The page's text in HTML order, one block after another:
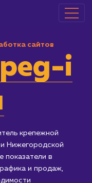
сайтов
крепежной
и Нижегородской
показатели в